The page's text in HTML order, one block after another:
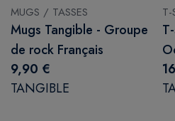
MUGS / TASSES
Mugs Tangible - Groupe
de rock Français
9,90 €
TANGIBLE
T-